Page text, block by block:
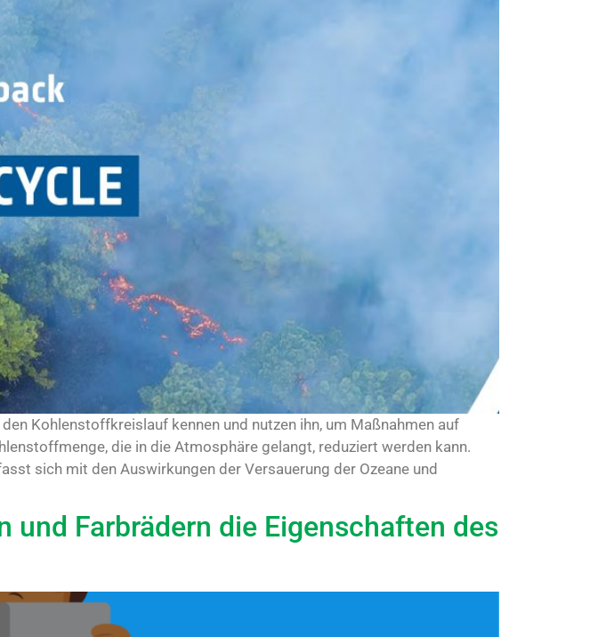
Kohlenstoffkreislauf kennen und nutzen ihn, um Maßnahmen auf
die in die Atmosphäre gelangt, reduziert werden kann.
sich mit den Auswirkungen der Versauerung der Ozeane und
Farbrädern die Eigenschaften des